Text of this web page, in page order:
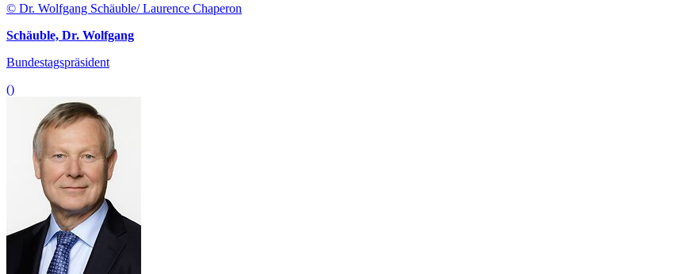
© Dr. Wolfgang Schäuble/ Laurence Chaperon
Schäuble, Dr. Wolfgang
Bundestagspräsident
()